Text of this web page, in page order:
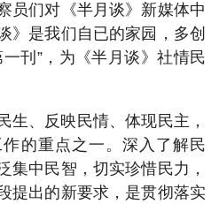
员们对《半月谈》新媒体中
》是我们自已的家园，多创
刊”，为《半月谈》社情民
生、反映民情、体现民主，
的重点之一。深入了解民
集中民智，切实珍惜民力，
提出的新要求，是贯彻落实